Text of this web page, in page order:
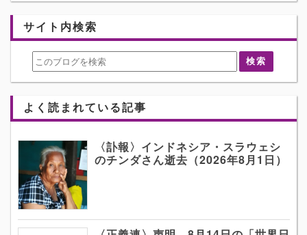
サイト内検索
よく読まれている記事
〈訃報〉インドネシア・スラウェシ
のチンダさん逝去（2026年8月1日）